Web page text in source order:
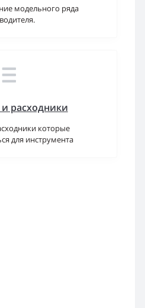
модельного ряда
расходники
которые
для инструмента